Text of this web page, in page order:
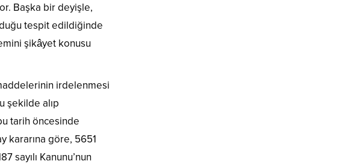
Başka bir deyişle,
tespit edildiğinde
şikâyet konusu
irdelenmesi
şekilde alıp
tarih öncesinde
kararına göre, 5651
sayılı Kanunu’nun